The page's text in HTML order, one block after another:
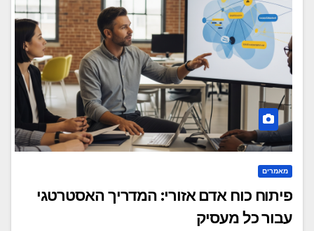
מאמרים
פיתוח כוח אדם אזורי: המדריך האסטרטגי
עבור כל מעסיק